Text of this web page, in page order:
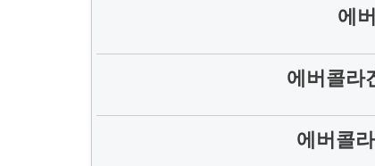
에
에버콜라
에버콜